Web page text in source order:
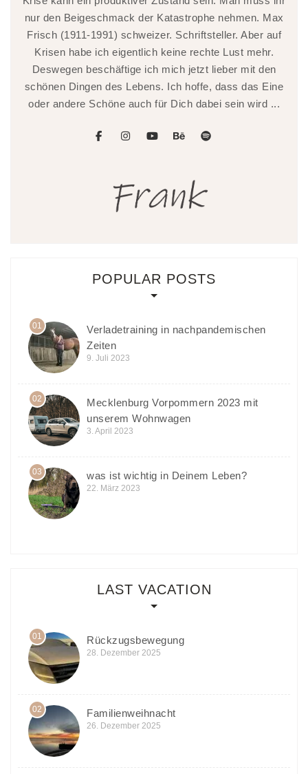
nur den Beigeschmack der Katastrophe nehmen. Max
Frisch (1911-1991) schweizer. Schriftsteller. Aber auf
Krisen habe ich eigentlich keine rechte Lust mehr.
Deswegen beschäftige ich mich jetzt lieber mit den
schönen Dingen des Lebens. Ich hoffe, dass das Eine
oder andere Schöne auch für Dich dabei sein wird ...
POPULAR POSTS
01
Verladetraining in nachpandemischen
Zeiten
9. Juli 2023
02
Mecklenburg Vorpommern 2023 mit
unserem Wohnwagen
3. April 2023
03 was ist wichtig in Deinem Leben?
22. März 2023
LAST VACATION
01 Rückzugsbewegung
28. Dezember 2025
02 Familienweihnacht
26. Dezember 2025